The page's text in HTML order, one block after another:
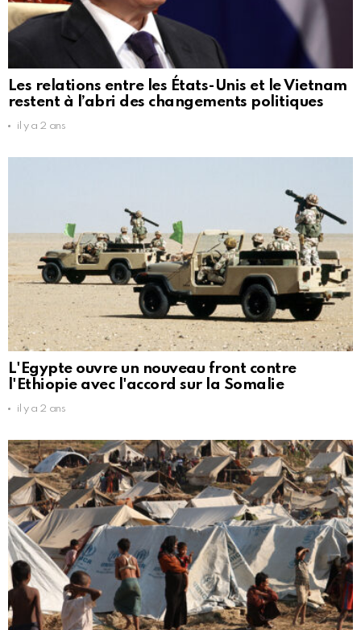
Les relations entre les États-Unis et le Vietnam
restent à l’abri des changements politiques
il y a 2 ans
L'Egypte ouvre un nouveau front contre
l'Ethiopie avec l'accord sur la Somalie
il y a 2 ans